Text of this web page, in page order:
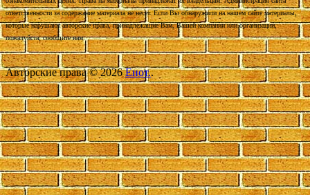
ответственности за содержание материала не несет. Если Вы обнаружили на нашем сайте материалы,
которые нарушают авторские права, принадлежащие Вам, Вашей компании или организации,
пожалуйста, сообщите нам.
Авторские права © 2026Енот..